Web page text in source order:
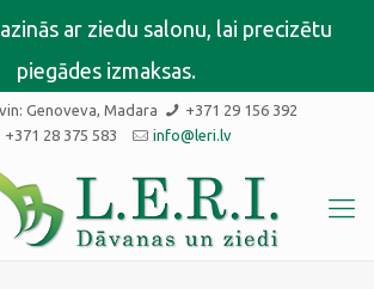
ar ziedu salonu, lai precizētu
piegādes izmaksas.
Genoveva, Madara
+371 29 156 392
+371 28 375 583
info@leri.lv